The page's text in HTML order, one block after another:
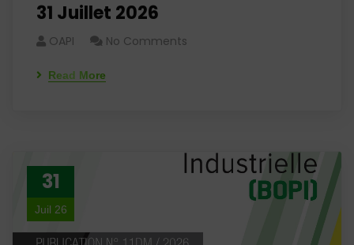
31 Juillet 2026
OAPI No Comments
Read More
31
Juil 26